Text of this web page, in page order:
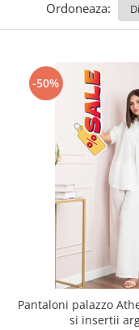
Ordoneaza:
-50%
Pantaloni palazzo
si insertii